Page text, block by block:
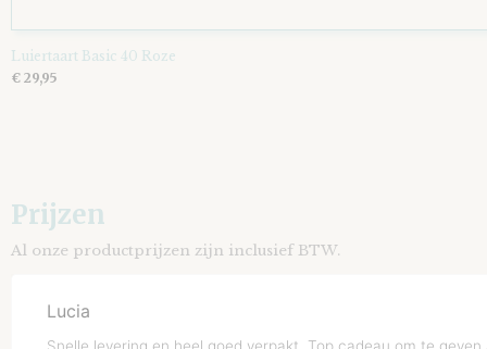
Luiertaart Basic 40 Roze
€ 29,95
Prijzen
Al onze productprijzen zijn inclusief BTW.